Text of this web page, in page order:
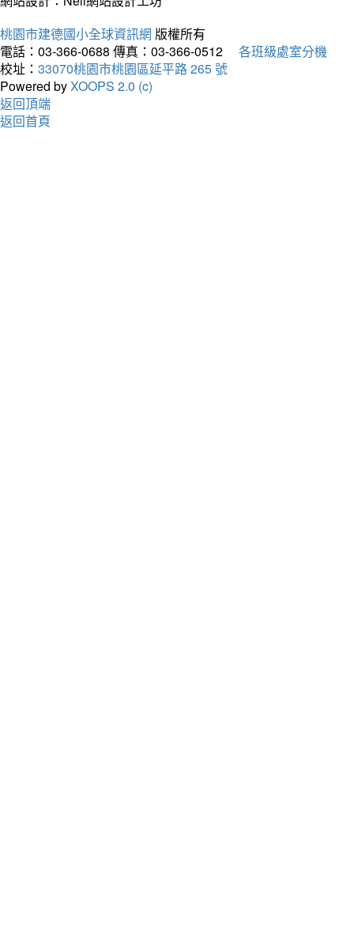
桃園市建德國小全球資訊網 版權所有
電話：03-366-0688 傳真：03-366-0512
各班級處室分機
校址： 33070桃園市桃園區延平路 265 號
Powered byXOOPS 2.0 (c)
返回頂端
返回首頁